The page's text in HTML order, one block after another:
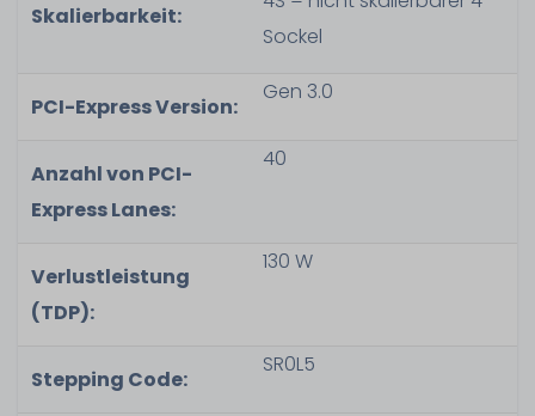
Skalierbarkeit:
Sockel
PCI-Express Version:
Gen 3.0
Anzahl von PCI-
Express Lanes:
40
Verlustleistung
(TDP):
130 W
Stepping Code:
SR0L5